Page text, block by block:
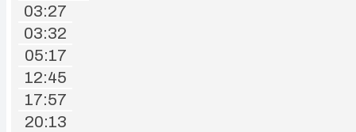
03:27
03:32
05:17
12:45
17:57
20:13